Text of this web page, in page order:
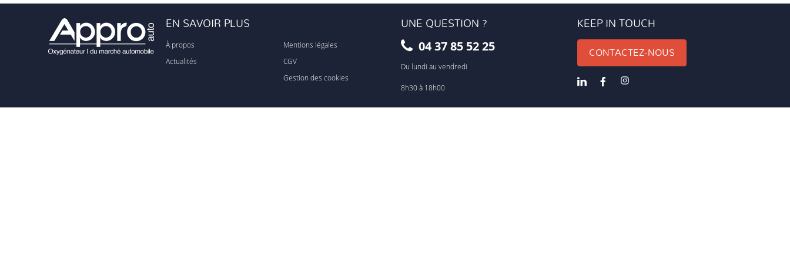
EN SAVOIR PLUS
À propos
Actualités
Mentions légales
CGV
Gestion des cookies
UNE QUESTION ?
04 37 85 52 25
Du lundi au vendredi
8h30 à 18h00
KEEP IN TOUCH
CONTACTEZ-NOUS